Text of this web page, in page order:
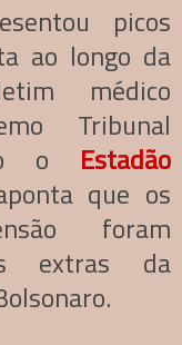
picos
ao longo da
médico
Tribunal
o Estadão
que os
foram
extras da